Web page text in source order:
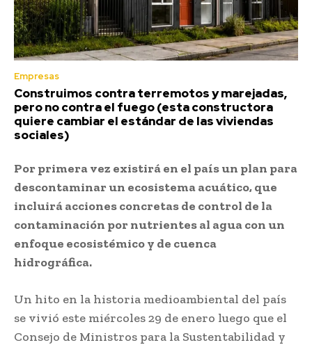
Empresas
Construimos contra terremotos y marejadas,
pero no contra el fuego (esta constructora
quiere cambiar el estándar de las viviendas
sociales)
Por primera vez existirá en el país un plan para
descontaminar un ecosistema acuático, que
incluirá acciones concretas de control de la
contaminación por nutrientes al agua con un
enfoque ecosistémico y de cuenca
hidrográfica.
Un hito en la historia medioambiental del país
se vivió este miércoles 29 de enero luego que el
Consejo de Ministros para la Sustentabilidad y